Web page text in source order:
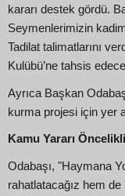
kararı destek gördü.
Seymenlerimizin
Tadilat talimatlarını
Kulübü’ne tahsis
Ayrıca Başkan
kurma projesi için yer
Kamu Yararı
Odabaşı, "Haymana
rahatlatacağız hem